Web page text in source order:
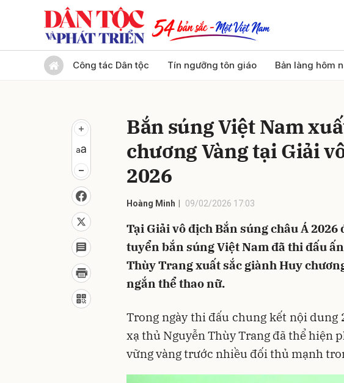
Công tác Dân tộc Tín ngưỡng tôn giáo Bản làng hôm
Bắn súng Việt Nam
chương Vàng tại Giải
2026
Hoàng Minh 09/02/2026 17:03
Tại Giải vô địch Bắn súng châu Á
tuyển bắn súng Việt Nam đã thi đấu
Thùy Trang xuất sắc giành Huy
ngắn thể thao nữ.
Trong ngày thi đấu chung kết nội dung
xạ thủ Nguyễn Thùy Trang đã thể hiện
vững vàng trước nhiều đối thủ mạnh
Gửi bình luận